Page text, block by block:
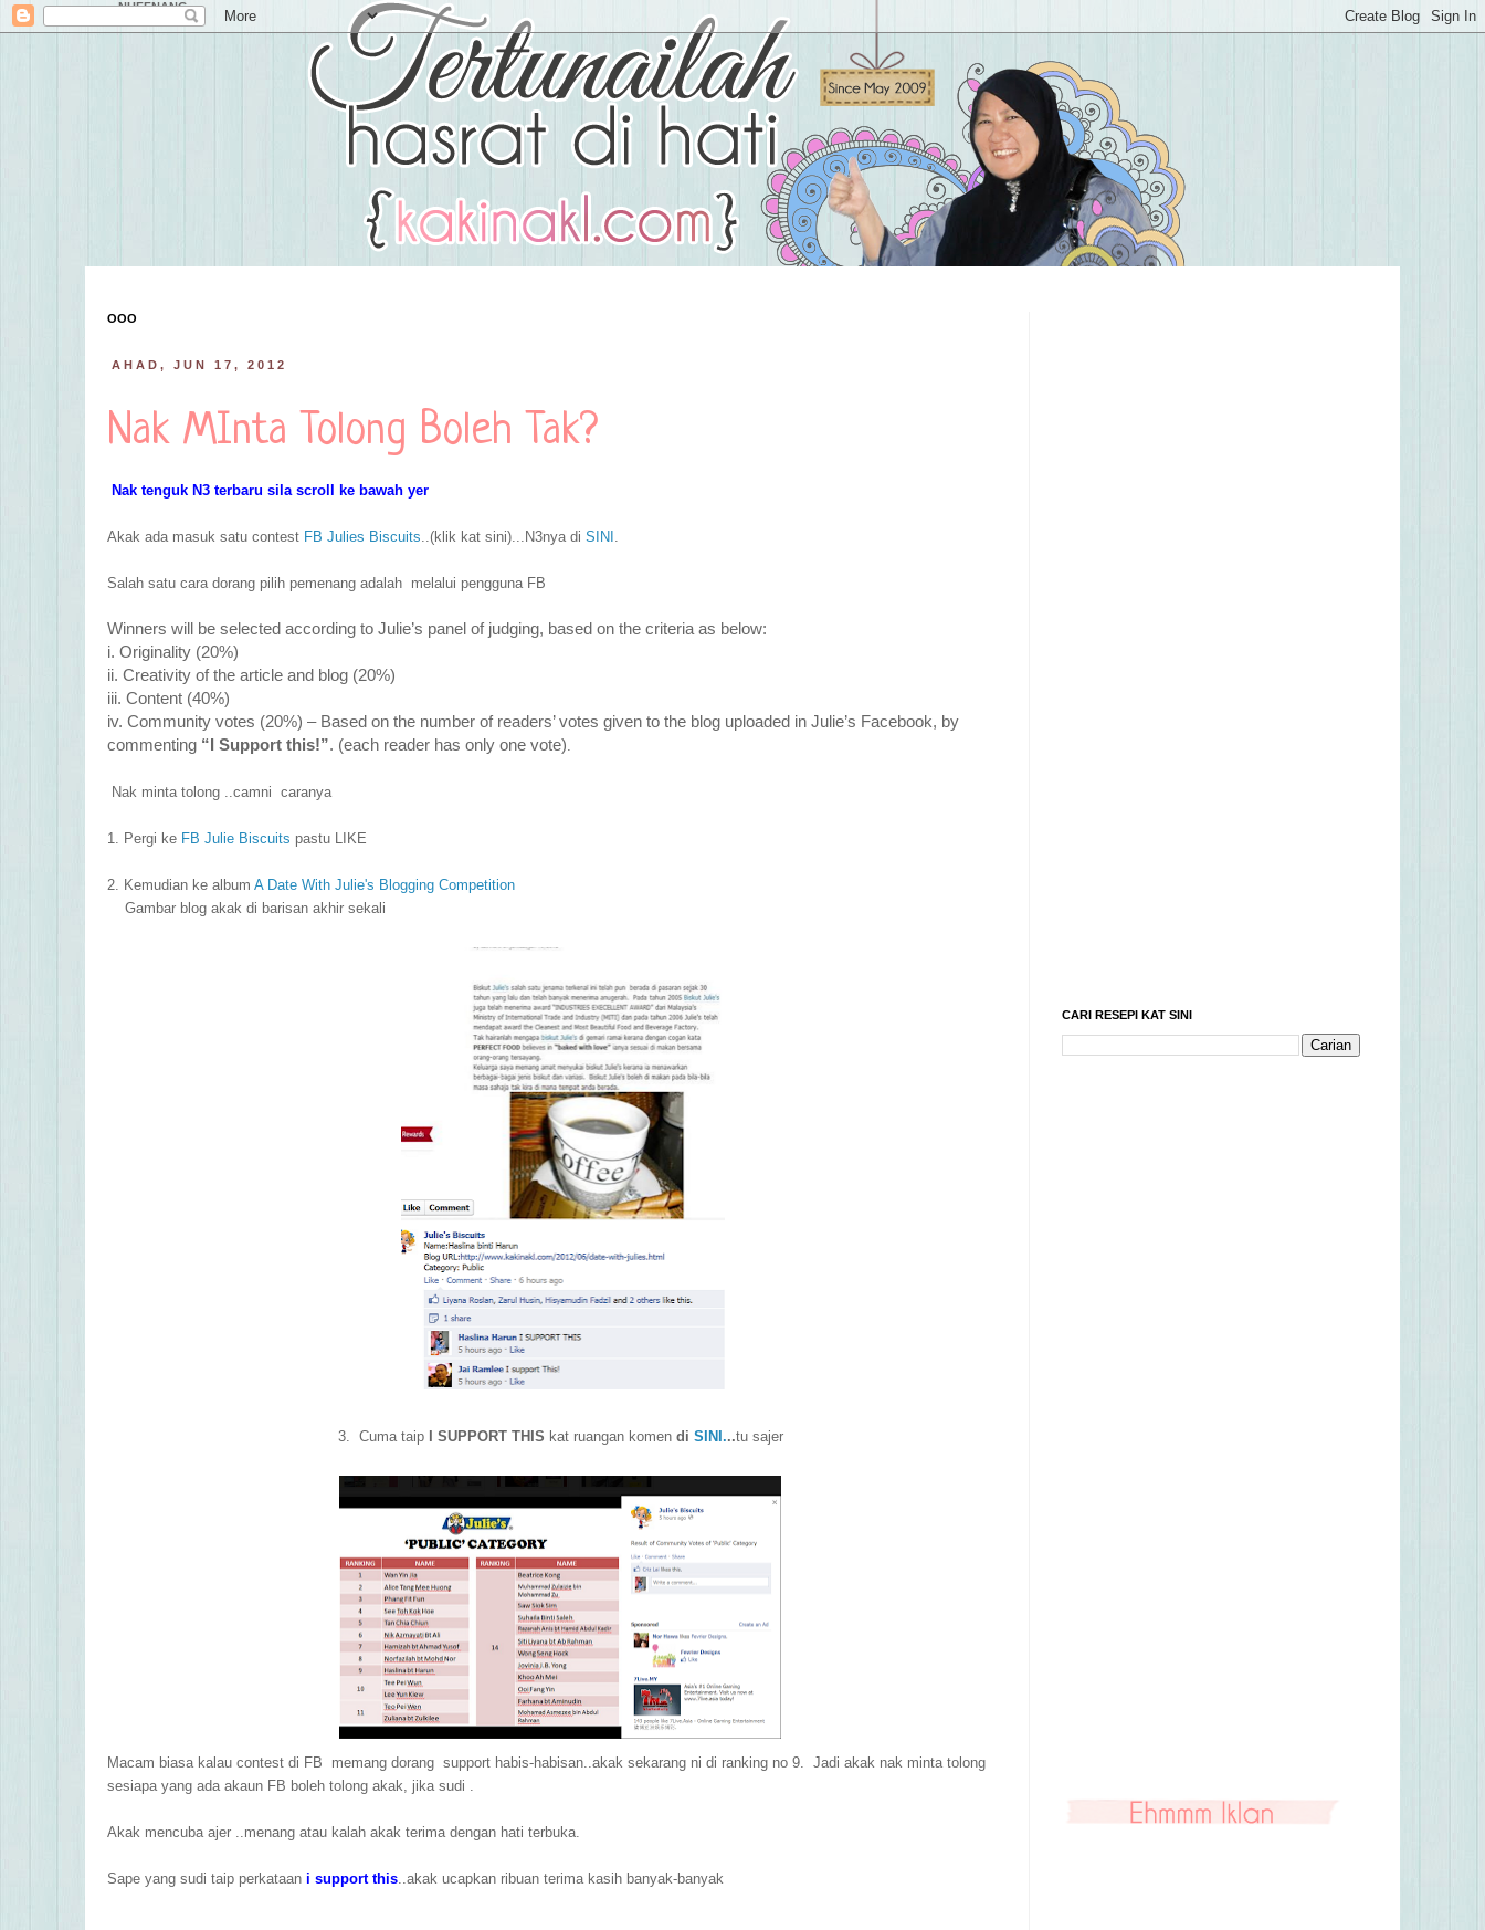
NUFFNANG
OOO
AHAD, JUN 17, 2012
Nak MInta Tolong Boleh Tak?
Nak tenguk N3 terbaru sila scroll ke bawah yer
Akak ada masuk satu contest FB Julies Biscuits..(klik kat sini)...N3nya di SINI .
Salah satu cara dorang pilih pemenang adalah melalui pengguna FB
Winners will be selected according to Julie’s panel of judging, based on the criteria as below:
i. Originality (20%)
ii. Creativity of the article and blog (20%)
iii. Content (40%)
iv. Community votes (20%) – Based on the number of readers’ votes given to the blog uploaded in Julie’s Facebook, by
commenting “I Support this!”. (each reader has only one vote).
Nak minta tolong ..camni caranya
1. Pergi ke FB Julie Biscuits pastu LIKE
2. Kemudian ke album A Date With Julie's Blogging Competition
Gambar blog akak di barisan akhir sekali
3. Cuma taipI SUPPORT THIS kat ruangan komen di SINI...tu sajer
Macam biasa kalau contest di FB memang dorang support habis-habisan..akak sekarang ni di ranking no 9. Jadi akak nak minta tolong
sesiapa yang ada akaun FB boleh tolong akak, jika sudi .
Akak mencuba ajer ..menang atau kalah akak terima dengan hati terbuka.
Sape yang sudi taip perkataan i support this..akak ucapkan ribuan terima kasih banyak-banyak
CARI RESEPI KAT SINI